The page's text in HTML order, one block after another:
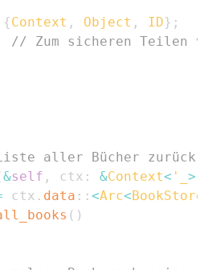
{Context , Object , ID} ;
// Zum sicheren Teilen
aller Bücher zurück.
&self , ctx : &Context< '_ >
ctx . data :: <Arc<BookStore
( )